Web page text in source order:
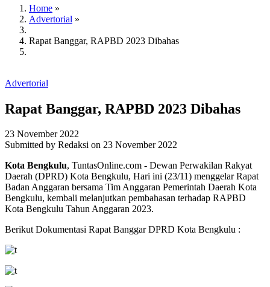
Home »
Advertorial »
Rapat Banggar, RAPBD 2023 Dibahas
Advertorial
Rapat Banggar, RAPBD 2023 Dibahas
23 November 2022
Submitted by Redaksi on 23 November 2022
Kota Bengkulu, TuntasOnline.com - Dewan Perwakilan Rakyat
Daerah (DPRD) Kota Bengkulu, Hari ini (23/11) menggelar Rapat
Badan Anggaran bersama Tim Anggaran Pemerintah Daerah Kota
Bengkulu, kembali melanjutkan pembahasan terhadap RAPBD
Kota Bengkulu Tahun Anggaran 2023.
Berikut Dokumentasi Rapat Banggar DPRD Kota Bengkulu :